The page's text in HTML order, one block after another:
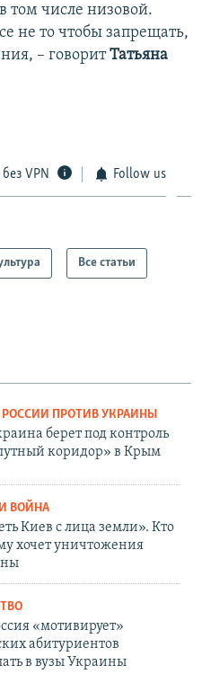
том числе низовой.
не то чтобы запрещать,
– говоритТатьяна
VPN Follow us
Все статьи
ПРОТИВ УКРАИНЫ
берет под контроль
коридор» в Крым
ВОЙНА
Киев с лица земли». Кто
хочет уничтожения
«мотивирует»
абитуриентов
в вузы Украины